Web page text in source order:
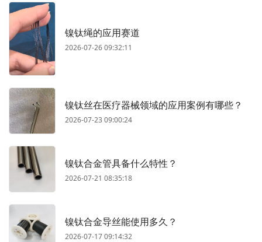
镍钛绳的应用赛道
2026-07-26 09:32:11
镍钛丝在医疗器械领域的应用案例有哪些？
2026-07-23 09:00:24
镍钛合金管具备什么特性？
2026-07-21 08:35:18
镍钛合金导丝能使用多久？
2026-07-17 09:14:32